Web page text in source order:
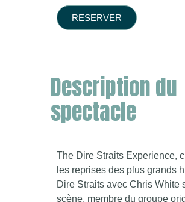
RESERVER
Description du
spectacle
The Dire Straits Experience,
les reprises des plus grands
Dire Straits avec Chris White
scène, membre du groupe